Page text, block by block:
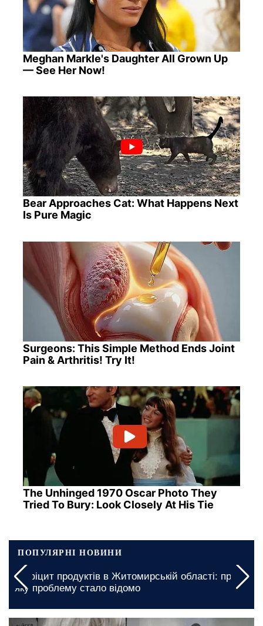
Meghan Markle's Daughter All Grown Up
— See Her Now!
Bear Approaches Cat: What Happens Next
Is Pure Magic
Surgeons: This Simple Method Ends Joint
Pain & Arthritis! Try It!
The Unhinged 1970 Oscar Photo They
Tried To Bury: Look Closely At His Tie
ПОПУЛЯРНІ НОВИНИ
Дефіцит продуктів в Житомирській області: про
яку проблему стало відомо
вчора, 23:00